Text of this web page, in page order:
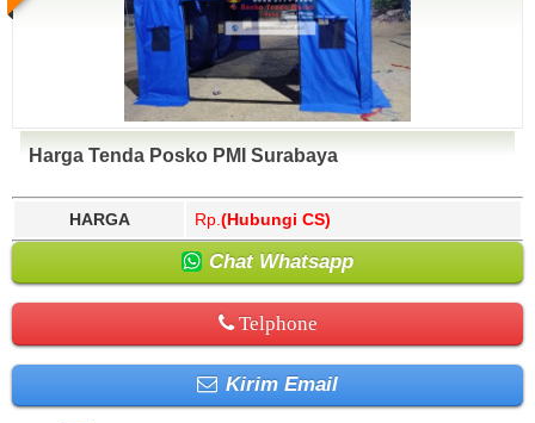
Harga Tenda Posko PMI Surabaya
HARGA Rp. (Hubungi CS)
Chat Whatsapp
Telphone
Kirim Email